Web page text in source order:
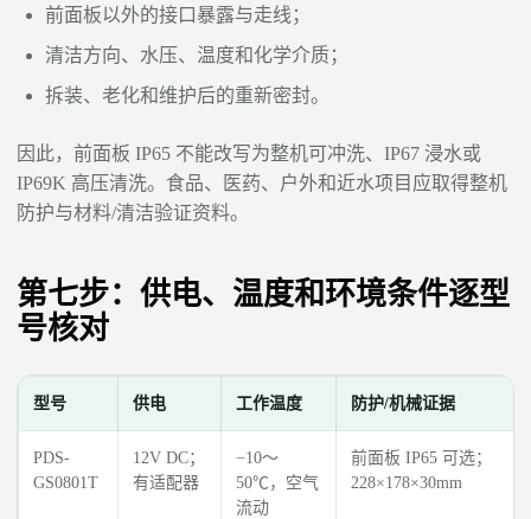
前面板以外的接口暴露与走线；
清洁方向、水压、温度和化学介质；
拆装、老化和维护后的重新密封。
因此，前面板 IP65 不能改写为整机可冲洗、IP67 浸水或
IP69K 高压清洗。食品、医药、户外和近水项目应取得整机
防护与材料/清洁验证资料。
第七步：供电、温度和环境条件逐型
号核对
型号 供电 工作温度 防护/机械证据
PDS-
GS0801T
12V DC；
有适配器
−10～
50℃，空气
流动
前面板 IP65 可选；
228×178×30mm